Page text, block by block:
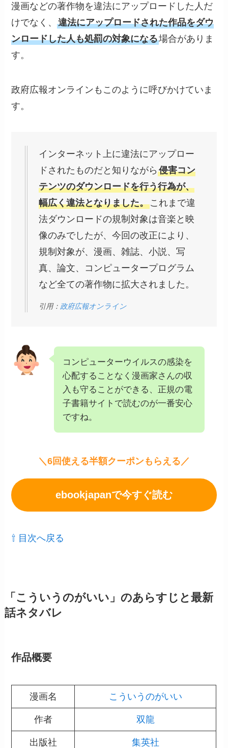
漫画などの著作物を違法にアップロードした人だ
けでなく、違法にアップロードされた作品をダウ
ンロードした人も処罰の対象になる場合がありま
す。
政府広報オンラインもこのように呼びかけていま
す。
インターネット上に違法にアップロー
ドされたものだと知りながら侵害コン
テンツのダウンロードを行う行為が、
幅広く違法となりました。これまで違
法ダウンロードの規制対象は音楽と映
像のみでしたが、今回の改正により、
規制対象が、漫画、雑誌、小説、写
真、論文、コンピュータープログラム
など全ての著作物に拡大されました。
引用： 政府広報オンライン
コンピューターウイルスの感染を
心配することなく漫画家さんの収
入も守ることができる、正規の電
子書籍サイトで読むのが一番安心
ですね。
＼6回使える半額クーポンもらえる／
ebookjapanで今すぐ読む
⇧ 目次へ戻る
「こういうのがいい」のあらすじと最新
話ネタバレ
作品概要
漫画名 こういうのがいい
作者 双龍
出版社 集英社